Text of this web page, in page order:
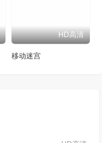
HD高清
移动迷宫